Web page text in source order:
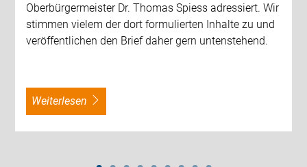
Oberbürgermeister Dr. Thomas Spiess adressiert. Wir
stimmen vielem der dort formulierten Inhalte zu und
veröffentlichen den Brief daher gern untenstehend.
weiterlesen